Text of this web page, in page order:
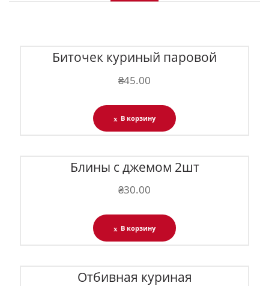
Биточек куриный паровой
₴45.00
В корзину
Блины с джемом 2шт
₴30.00
В корзину
Отбивная куриная